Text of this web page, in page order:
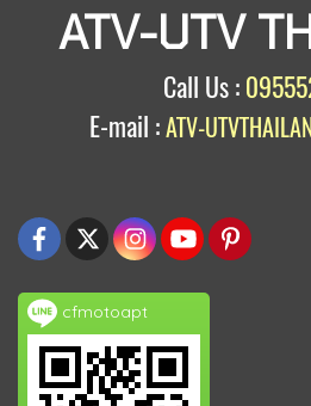
ATV-UTV
Call Us :
E-mail :ATV-
cfmotoapt